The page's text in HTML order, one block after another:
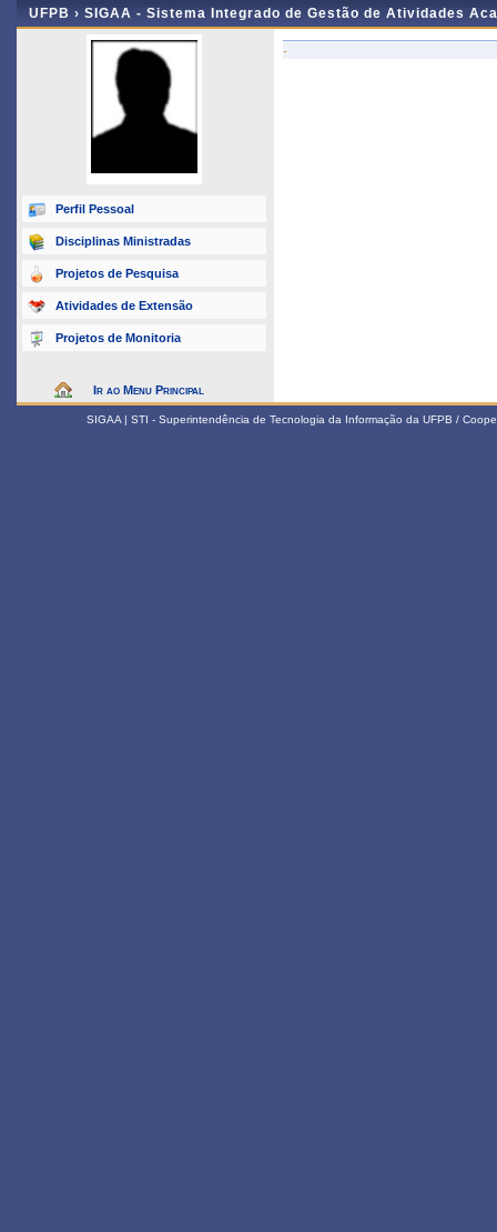
UFPB › SIGAA - Sistema Integrado de Gestão de Atividades
Perfil Pessoal
Disciplinas Ministradas
Projetos de Pesquisa
Atividades de Extensão
Projetos de Monitoria
Ir ao Menu Principal
-
SIGAA | STI - Superintendência de Tecnologia da Informação da UFPB /